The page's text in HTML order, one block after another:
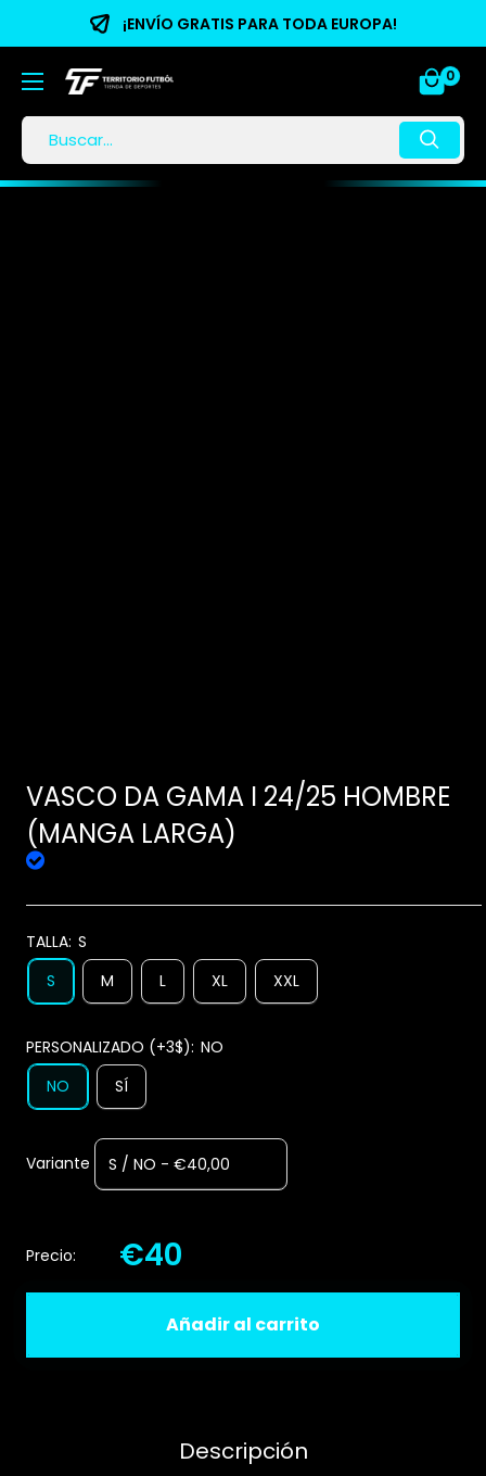
¡ENVÍO GRATIS PARA TODA EUROPA!
0
VASCO DA GAMA I 24/25 HOMBRE
(MANGA LARGA)
TALLA: S
S
M L XL XXL
PERSONALIZADO (+3$): NO
NO
SÍ
Variante
Precio: €40
Añadir al carrito
Descripción